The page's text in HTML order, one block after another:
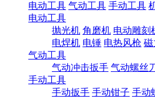
电动工具 气动工具 手动工具
电动工具
抛光机 角磨机 电动雕刻
电焊机 电锤 电热风枪 磁
气动工具
气动冲击扳手 气动螺丝
手动工具
手动扳手 手动钳子 手动